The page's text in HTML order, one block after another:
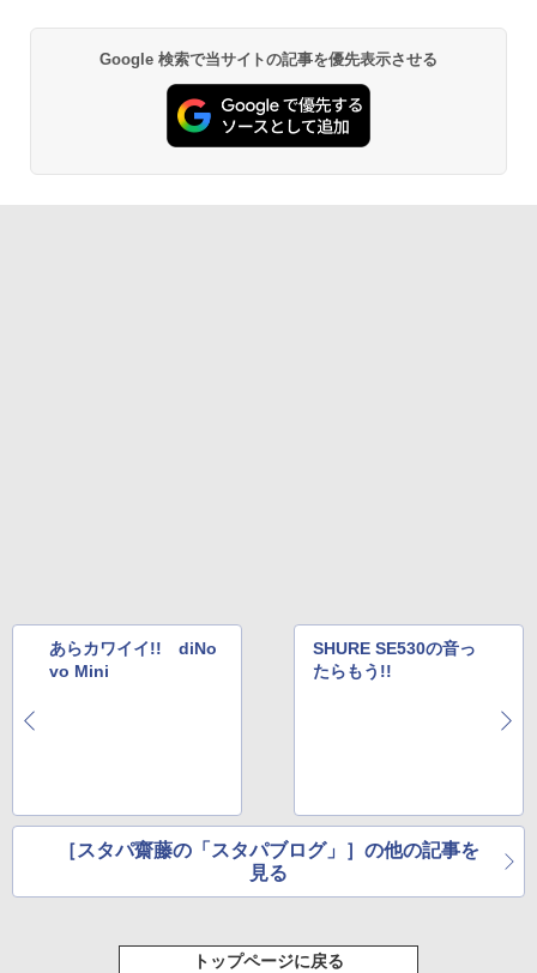
Google 検索で当サイトの記事を優先表示させる
あらカワイイ!! diNo
vo Mini
SHURE SE530の音っ
たらもう!!
［スタパ齋藤の「スタパブログ」］の他の記事を
見る
トップページに戻る